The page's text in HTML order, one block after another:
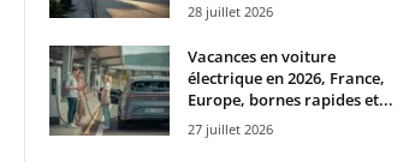
28 juillet 2026
Vacances en voiture
électrique en 2026, France,
Europe, bornes rapides et...
27 juillet 2026